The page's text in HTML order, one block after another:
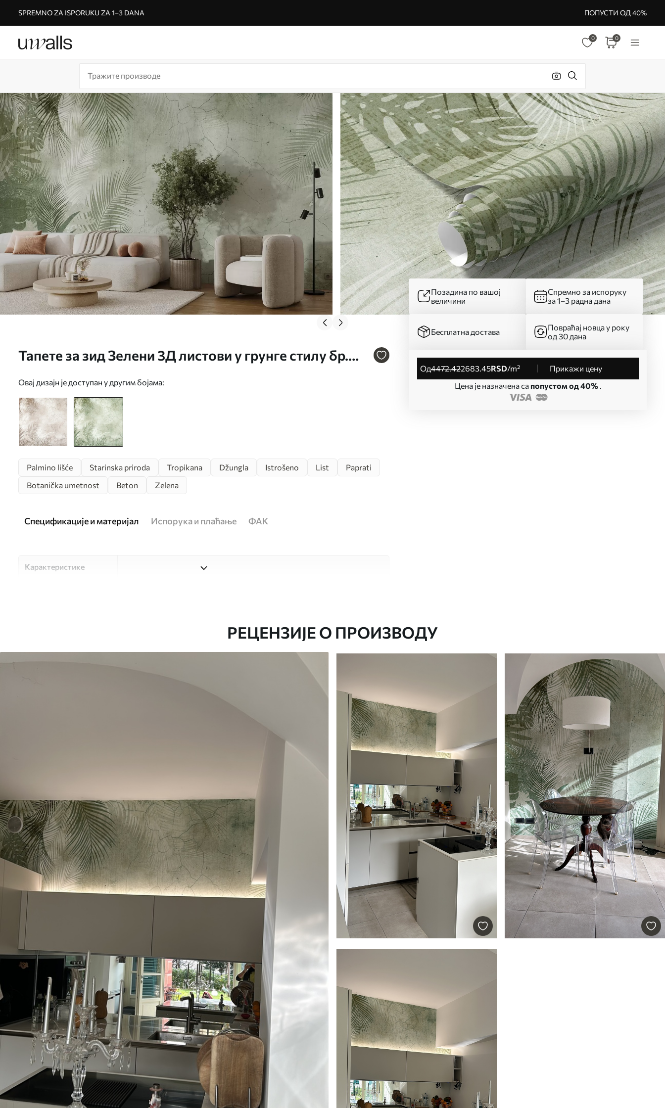
SPREMNO ZA ISPORUKU ZA 1–3 DANA ПОПУСТИ ОД 40%
0 0
Тапете за зид Зелени 3Д листови у грунге стилу бр.
Овај дизајн је доступан у другим бојама:
Позадина по вашој
величини
Спремно за испоруку
за 1–3 радна дана
Бесплатна достава
Повраћај новца у року
од 30 дана
од4472.422683.45RSD/m²
Прикажи цену
Цена је назначена са попустом од 40%.
Palmino lišće Starinska priroda Tropikana Džungla Istrošeno List
Paprati
Botanička umetnost
Beton Zelena
Спецификације и материјал Испорука и плаћање ФАК
Карактеристике
Тапета се може нежно очистити меким сунђером. Позадине са
Доступни материјали
Стандард
4472.422683.45RSD/m²
Премиум
5525.00 3315
Премиум
6333 RSD/m²
Peel and Stick
8166.674900.00
РЕЦЕНЗИЈЕ О ПРОИЗВОДУ